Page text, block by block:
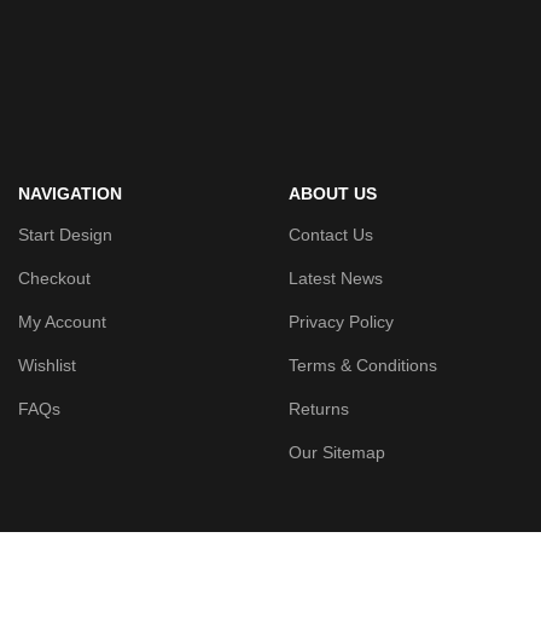
NAVIGATION
Start Design
Checkout
My Account
Wishlist
FAQs
ABOUT US
Contact Us
Latest News
Privacy Policy
Terms & Conditions
Returns
Our Sitemap